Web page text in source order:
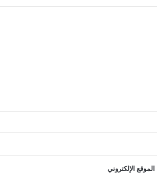
الموقع الإلكتروني